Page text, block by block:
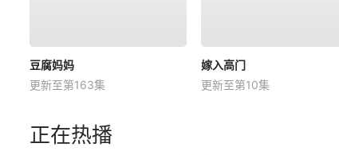
豆腐妈妈
更新至第163集
嫁入高门
更新至第10集
正在热播